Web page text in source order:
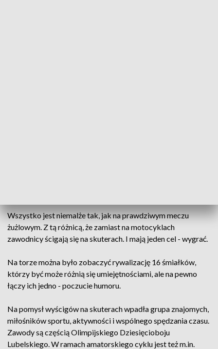
Wszystko jest niemalże tak, jak na prawdziwym meczu
żużlowym. Z tą różnicą, że zamiast na motocyklach
zawodnicy ścigają się na skuterach. I mają jeden cel - wygrać.
Na torze można było zobaczyć rywalizację 16 śmiałków,
którzy być może różnią się umiejętnościami, ale na pewno
łączy ich jedno - poczucie humoru.
Na pomysł wyścigów na skuterach wpadła grupa znajomych,
miłośników sportu, aktywności i wspólnego spędzania czasu.
Zawody są częścią Olimpijskiego Dziesięcioboju
Lubelskiego. W ramach amatorskiego cyklu jest też m.in.